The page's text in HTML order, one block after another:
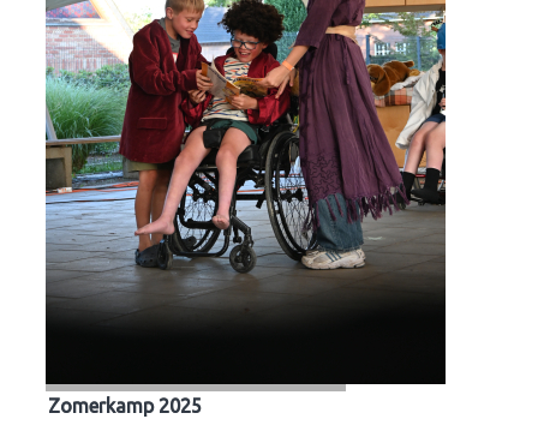
Zomerkamp 2025